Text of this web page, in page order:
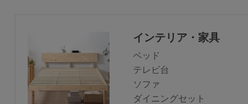
インテリア・家具
ベッド
テレビ台
ソファ
ダイニングセット